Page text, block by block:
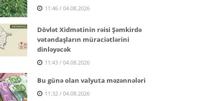
11:46 / 04.08.2026
Dövlət Xidmətinin rəisi Şəmkirdə
vətəndaşların müraciətlərini
dinləyəcək
11:43 / 04.08.2026
Bu günə olan valyuta məzənnələri
11:32 / 04.08.2026